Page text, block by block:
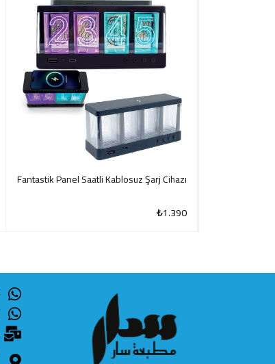
Fantastik Panel Saatli Kablosuz Şarj Cihazı
₺1.390